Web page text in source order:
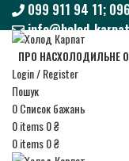
099 911 94 11;
info@holod-
099 911 94 11; 096 955
info@holod-karpat.com.ua
ПРО НАСХОЛОДИЛЬНЕ
Login / Register
Пошук
0Список бажань
0items0₴
0items0₴